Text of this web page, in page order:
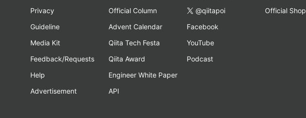
Privacy
Guideline
Media Kit
Feedback/Requests
Help
Advertisement
Official Column
Advent Calendar
Qiita Tech Festa
Qiita Award
Engineer White Paper
API
@qiitapoi
Facebook
YouTube
Podcast
Official Shop